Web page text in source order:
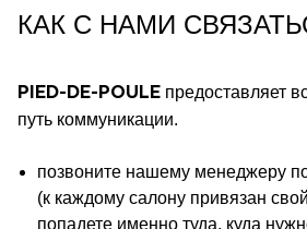
КАК С НАМИ
PIED-DE-POULE предоставляет
путь коммуникации.
позвоните нашему менеджеру
(к каждому салону привязан
попадете именно туда, куда